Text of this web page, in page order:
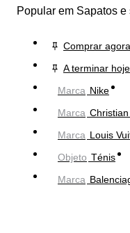
Popular em Sapatos e
Comprar agora
A terminar hoje
Marca Nike
Marca
Marca Louis
Objeto Ténis
Marca